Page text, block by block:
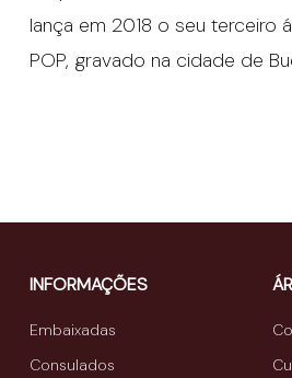
lança em 2018 o seu terceiro
POP, gravado na cidade de
INFORMAÇÕES
Embaixadas
Consulados